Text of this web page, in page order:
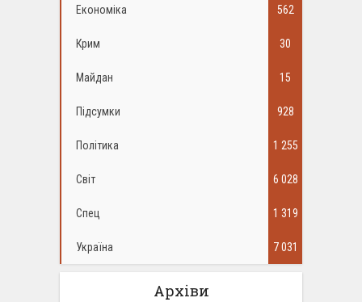
Економіка 562
Крим 30
Майдан 15
Підсумки 928
Політика 1 255
Світ 6 028
Спец 1 319
Україна 7 031
Архіви